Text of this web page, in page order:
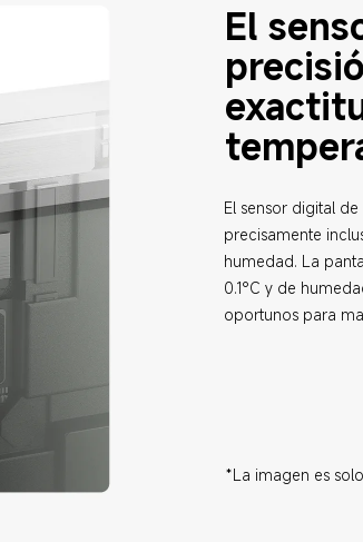
El
El sensor digital
precisamente
humedad. La
0.1°C y de
oportunos para
*La imagen es